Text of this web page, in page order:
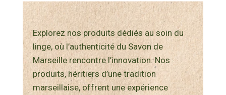
Explorez nos produits dédiés au soin du
linge, où l’authenticité du Savon de
Marseille rencontre l’innovation. Nos
produits, héritiers d’une tradition
marseillaise, offrent une expérience